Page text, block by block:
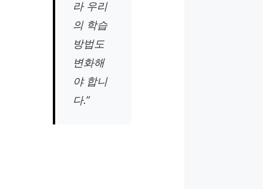
라 우리
의 학습
방법도
변화해
야 합니
다.”